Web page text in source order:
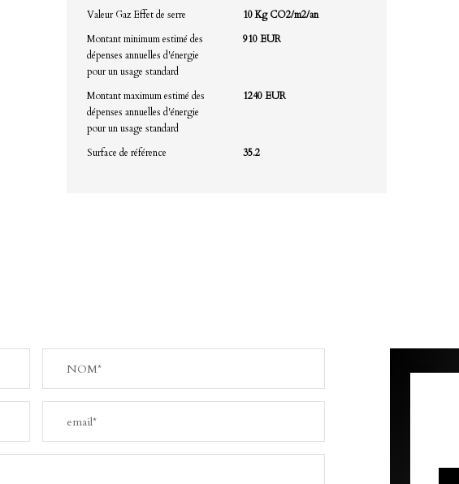
Valeur Gaz Effet de serre
10 Kg CO2/m2/an
Montant minimum estimé des
dépenses annuelles d'énergie
pour un usage standard
910 EUR
Montant maximum estimé des
dépenses annuelles d'énergie
pour un usage standard
1240 EUR
Surface de référence 35.2
NOM*
email*